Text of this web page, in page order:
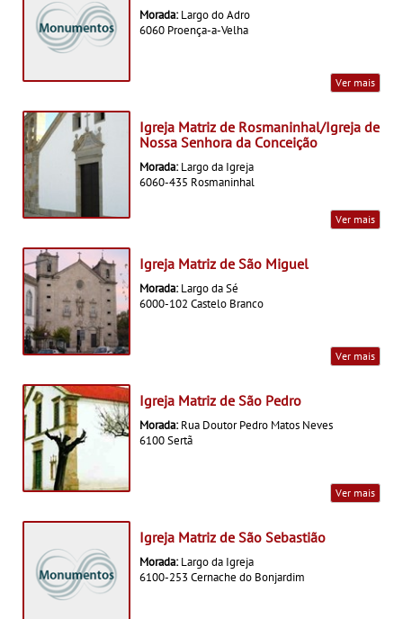
Morada: Largo do Adro
6060 Proença-a-Velha
Ver mais
Igreja Matriz de Rosmaninhal/Igreja de
Nossa Senhora da Conceição
Morada: Largo da Igreja
6060-435 Rosmaninhal
Ver mais
Igreja Matriz de São Miguel
Morada: Largo da Sé
6000-102 Castelo Branco
Ver mais
Igreja Matriz de São Pedro
Morada: Rua Doutor Pedro Matos Neves
6100 Sertã
Ver mais
Igreja Matriz de São Sebastião
Morada: Largo da Igreja
6100-253 Cernache do Bonjardim